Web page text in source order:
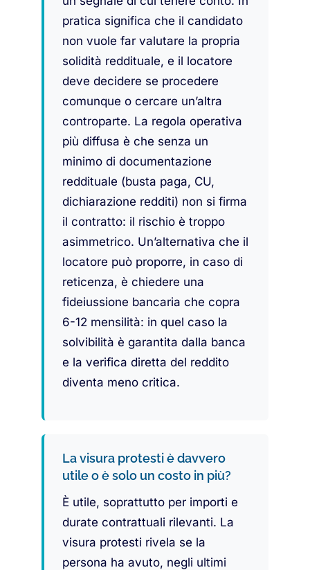
pratica significa che il candidato
non vuole far valutare la propria
solidità reddituale, e il locatore
deve decidere se procedere
comunque o cercare un’altra
controparte. La regola operativa
più diffusa è che senza un
minimo di documentazione
reddituale (busta paga, CU,
dichiarazione redditi) non si firma
il contratto: il rischio è troppo
asimmetrico. Un’alternativa che il
locatore può proporre, in caso di
reticenza, è chiedere una
fideiussione bancaria che copra
6-12 mensilità: in quel caso la
solvibilità è garantita dalla banca
e la verifica diretta del reddito
diventa meno critica.
La visura protesti è davvero
utile o è solo un costo in più?
È utile, soprattutto per importi e
durate contrattuali rilevanti. La
visura protesti rivela se la
persona ha avuto, negli ultimi